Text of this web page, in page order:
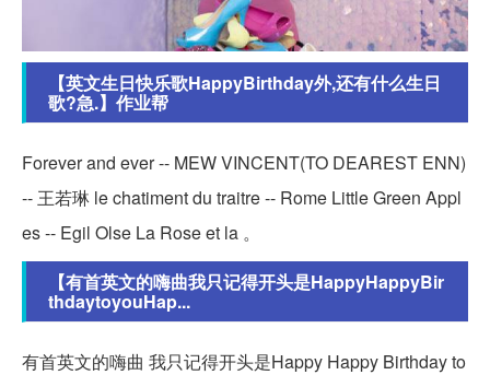
【英文生日快乐歌HappyBirthday外,还有什么生日
歌?急.】作业帮
Forever and ever -- MEW VINCENT(TO DEAREST ENN)
-- 王若琳 le chatiment du traitre -- Rome Little Green Appl
es -- Egil Olse La Rose et la 。
【有首英文的嗨曲我只记得开头是HappyHappyBir
thdaytoyouHap...
有首英文的嗨曲 我只记得开头是Happy Happy Birthday to